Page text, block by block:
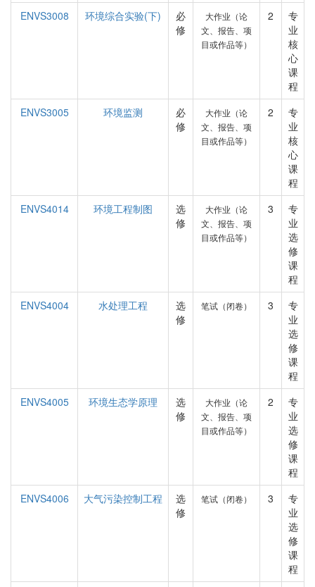
ENVS3008
环境综合实验(下)
必
修
大作业（论
文、报告、项
目或作品等）
2
专
业
核
心
课
程
ENVS3005
环境监测
必
修
大作业（论
文、报告、项
目或作品等）
2
专
业
核
心
课
程
ENVS4014
环境工程制图
选
修
大作业（论
文、报告、项
目或作品等）
3
专
业
选
修
课
程
ENVS4004
水处理工程
选
修
笔试（闭卷） 3
专
业
选
修
课
程
ENVS4005
环境生态学原理
选
修
大作业（论
文、报告、项
目或作品等）
2
专
业
选
修
课
程
ENVS4006
大气污染控制工程
选
修
笔试（闭卷） 3
专
业
选
修
课
程